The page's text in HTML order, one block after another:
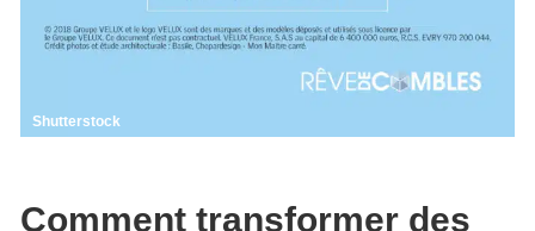
Shutterstock
Comment transformer des